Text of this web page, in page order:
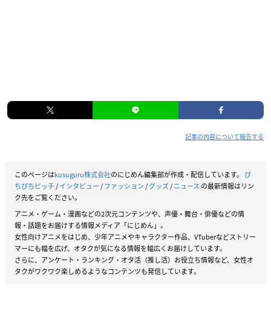
記事の内容について報告する
このページはkusuguru株式会社のにじめん編集部が作成・配信しています。 ぴ
ちぴちピッチ/インタビュー/ファッション/グッズ/ニュース の最新情報はリン
ク先をご覧ください。
アニメ・ゲーム・漫画などの2次元コンテンツや、声優・舞台・俳優などの情
報・話題をお届けする情報メディア「にじめん」。
女性向けアニメをはじめ、少年アニメやキャラクター作品、VTuberなどストリー
マーにも幅を広げ、オタクが気になる情報を幅広くお届けしています。
さらに、アンケート・ランキング・オタ活（推し活）お役立ち情報など、女性オ
タクがワクワク楽しめるようなコンテンツも発信しています。